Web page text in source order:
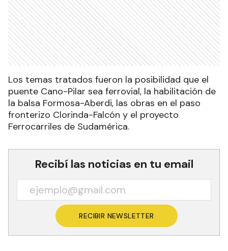
Los temas tratados fueron la posibilidad que el
puente Cano-Pilar sea ferrovial, la habilitación de
la balsa Formosa-Aberdi, las obras en el paso
fronterizo Clorinda-Falcón y el proyecto
Ferrocarriles de Sudamérica.
Recibí las noticias en tu email
RECIBIR NEWSLETTER